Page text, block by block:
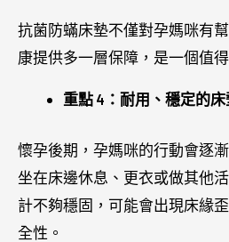
抗菌防蟎床墊不僅對孕媽咪有
康提供多一層保障，是一個值
重點 4：耐用、穩定的
懷孕後期，孕媽咪的行動會逐
坐在床邊休息、更衣或做其他
計不夠穩固，可能會出現床緣
全性。